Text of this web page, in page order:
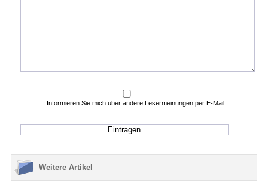
Informieren Sie mich über andere Lesermeinungen per E-Mail
Weitere Artikel